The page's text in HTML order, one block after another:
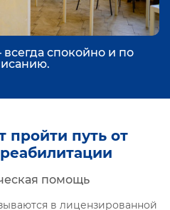
спокойно и по
пройти путь от
помощь
в лицензированной